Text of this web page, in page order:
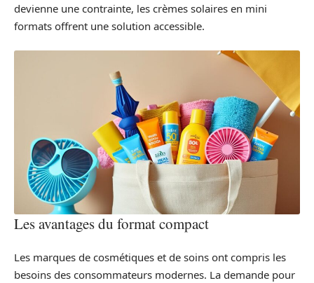
devienne une contrainte, les crèmes solaires en mini
formats offrent une solution accessible.
Les avantages du format compact
Les marques de cosmétiques et de soins ont compris les
besoins des consommateurs modernes. La demande pour